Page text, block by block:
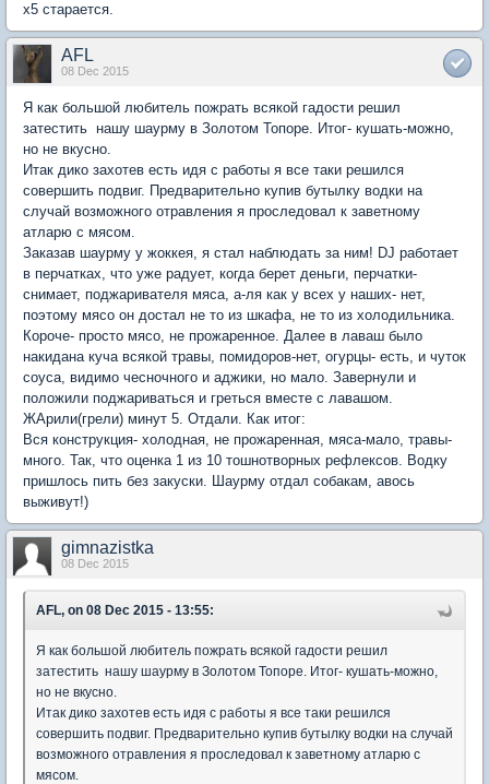
х5 старается.
AFL
08 Dec 2015
Я как большой любитель пожрать всякой гадости решил
затестить нашу шаурму в Золотом Топоре. Итог- кушать-можно,
но не вкусно.
Итак дико захотев есть идя с работы я все таки решился
совершить подвиг. Предварительно купив бутылку водки на
случай возможного отравления я проследовал к заветному
атларю с мясом.
Заказав шаурму у жоккея, я стал наблюдать за ним! DJ работает
в перчатках, что уже радует, когда берет деньги, перчатки-
снимает, поджаривателя мяса, а-ля как у всех у наших- нет,
поэтому мясо он достал не то из шкафа, не то из холодильника.
Короче- просто мясо, не прожаренное. Далее в лаваш было
накидана куча всякой травы, помидоров-нет, огурцы- есть, и чуток
соуса, видимо чесночного и аджики, но мало. Завернули и
положили поджариваться и греться вместе с лавашом.
ЖАрили(грели) минут 5. Отдали. Как итог:
Вся конструкция- холодная, не прожаренная, мяса-мало, травы-
много. Так, что оценка 1 из 10 тошнотворных рефлексов. Водку
пришлось пить без закуски. Шаурму отдал собакам, авось
выживут!)
gimnazistka
08 Dec 2015
AFL, on 08 Dec 2015 - 13:55:
Я как большой любитель пожрать всякой гадости решил
затестить нашу шаурму в Золотом Топоре. Итог- кушать-можно,
но не вкусно.
Итак дико захотев есть идя с работы я все таки решился
совершить подвиг. Предварительно купив бутылку водки на случай
возможного отравления я проследовал к заветному атларю с
мясом.